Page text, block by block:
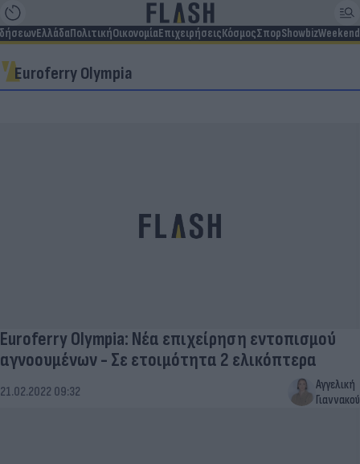
ΕλλάδαΠολιτικήΟικονομίαΕπιχειρήσειςΚόσμοςΣπορShowbizWeekend
Euroferry Olympia
Euroferry Olympia: Νέα επιχείρηση εντοπισμού
αγνοουμένων - Σε ετοιμότητα 2 ελικόπτερα
21.02.2022 09:32
Αγγελική
Γιαννακού